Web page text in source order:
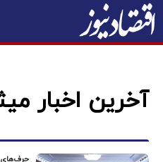
آخرین اخبار
حرف‌های